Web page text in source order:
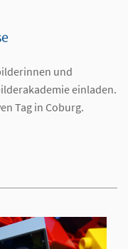
und
einladen.
Tag in Coburg.